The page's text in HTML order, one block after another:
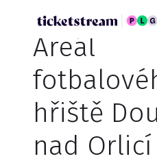
Areál
hřiště
nad Orlicí